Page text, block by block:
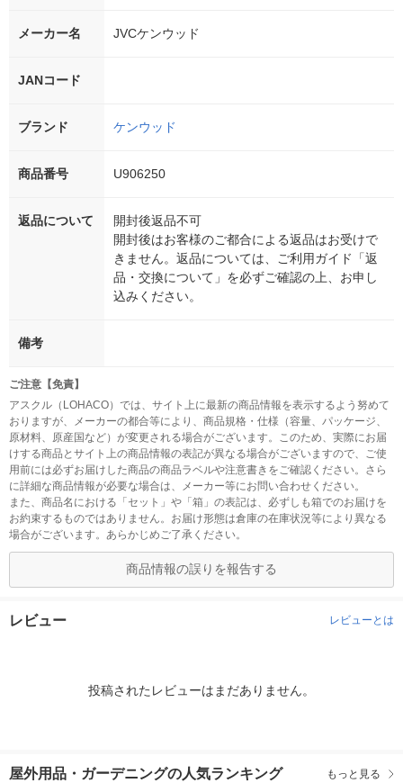
メーカー名 JVCケンウッド
JANコード
ブランド ケンウッド
商品番号 U906250
返品について
開封後返品不可
開封後はお客様のご都合による返品はお受けで
きません。返品については、ご利用ガイド「返
品・交換について」を必ずご確認の上、お申し
込みください。
備考
ご注意【免責】
アスクル（LOHACO）では、サイト上に最新の商品情報を表示するよう努めて
おりますが、メーカーの都合等により、商品規格・仕様（容量、パッケージ、
原材料、原産国など）が変更される場合がございます。このため、実際にお届
けする商品とサイト上の商品情報の表記が異なる場合がございますので、ご使
用前には必ずお届けした商品の商品ラベルや注意書きをご確認ください。さら
に詳細な商品情報が必要な場合は、メーカー等にお問い合わせください。
また、商品名における「セット」や「箱」の表記は、必ずしも箱でのお届けを
お約束するものではありません。お届け形態は倉庫の在庫状況等により異なる
場合がございます。あらかじめご了承ください。
商品情報の誤りを報告する
レビュー レビューとは
投稿されたレビューはまだありません。
屋外用品・ガーデニングの人気ランキング もっと見る